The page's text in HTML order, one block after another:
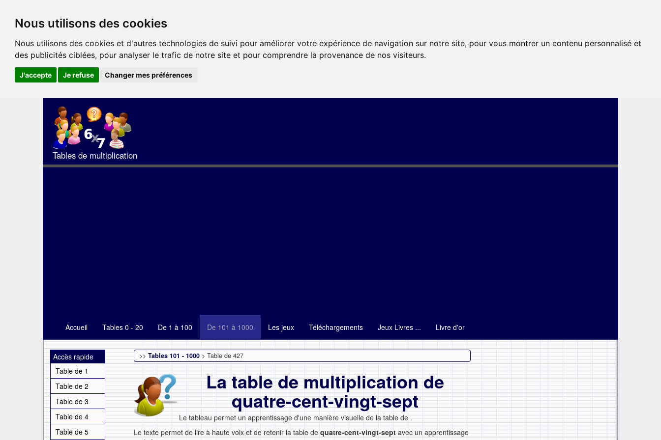
Nous utilisons des cookies
Nous utilisons des cookies et d'autres technologies de suivi pour améliorer votre expérience de navigation sur notre site, pour vous montrer un contenu personnalisé et
des publicités ciblées, pour analyser le trafic de notre site et pour comprendre la provenance de nos visiteurs.
J'accepte Je refuse Changer mes préférences
Tables de multiplication
Accueil Tables 0 - 20 De 1 à 100 De 101 à 1000 Les jeux Téléchargements Jeux Livres ... Livre d'or
Accès rapide
Table de 1
Table de 2
Table de 3
Table de 4
Table de 5
>> Tables 101 - 1000 > Table de 427
La table de multiplication de
quatre-cent-vingt-sept
Le tableau permet un apprentissage d'une manière visuelle de la table de .
Le texte permet de lire à haute voix et de retenir la table de quatre-cent-vingt-sept avec un apprentissage